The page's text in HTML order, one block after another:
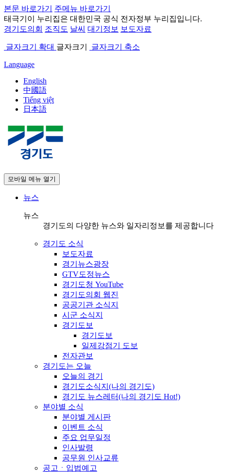
본문 바로가기
주메뉴 바로가기
태극기 이 누리집은 대한민국 공식 전자정부 누리집입니다.
경기도의회 조직도 날씨 대기정보 보도자료
글자크기 확대 글자크기 글자크기 축소
Language
English
中國語
Tiếng việt
日本語
모바일 메뉴 열기
뉴스
뉴스
경기도의 다양한 뉴스와 일자리정보를 제공합니다
경기도 소식
보도자료
경기뉴스광장
GTV도정뉴스
경기도청 YouTube
경기도의회 웹진
공공기관 소식지
시군 소식지
경기도보
경기도보
일제강점기 도보
전자관보
경기도는 오늘
오늘의 경기
경기도소식지(나의 경기도)
경기도 뉴스레터(나의 경기도 Hot!)
분야별 소식
분야별 게시판
이벤트 소식
주요 업무일정
인사발령
공무원 인사교류
공고ㆍ입법예고